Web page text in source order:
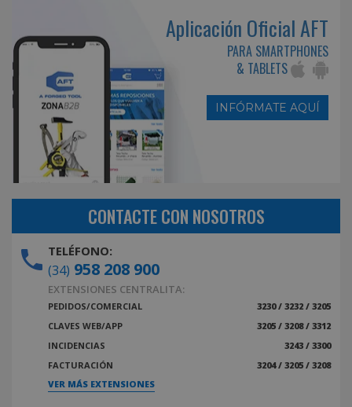
Aplicación Oficial AFT
PARA SMARTPHONES
& TABLETS
INFÓRMATE AQUÍ
CONTACTE CON NOSOTROS
TELÉFONO:
(34) 958 208 900
EXTENSIONES CENTRALITA:
PEDIDOS/COMERCIAL
3230 / 3232 / 3205
CLAVES WEB/APP
3205 / 3208 / 3312
INCIDENCIAS
3243 / 3300
FACTURACIÓN
3204 / 3205 / 3208
VER MÁS EXTENSIONES